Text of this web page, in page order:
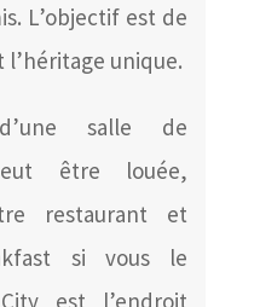
L’objectif est de
l’héritage unique.
salle de
être louée,
restaurant et
si vous le
est l’endroit